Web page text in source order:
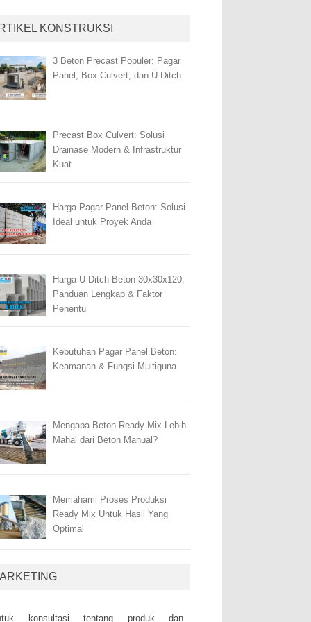
KONSTRUKSI
3 Beton Precast Populer: Pagar
Panel, Box Culvert, dan U Ditch
Precast Box Culvert: Solusi
Drainase Modern & Infrastruktur
Kuat
Harga Pagar Panel Beton: Solusi
Ideal untuk Proyek Anda
Harga U Ditch Beton 30x30x120:
Panduan Lengkap & Faktor
Penentu
Kebutuhan Pagar Panel Beton:
Keamanan & Fungsi Multiguna
Mengapa Beton Ready Mix Lebih
Mahal dari Beton Manual?
Memahami Proses Produksi
Ready Mix Untuk Hasil Yang
Optimal
kоnsultаsі tеntаng рrоduk dаn